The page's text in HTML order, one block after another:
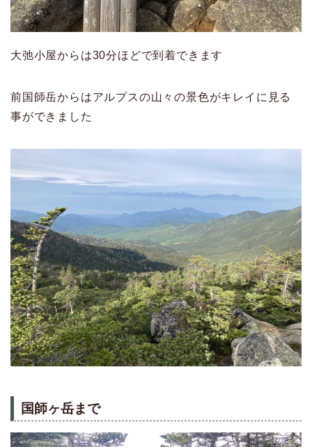
大弛小屋からは30分ほどで到着できます
前国師岳からはアルプスの山々の景色がキレイに見る
事ができました
国師ヶ岳まで